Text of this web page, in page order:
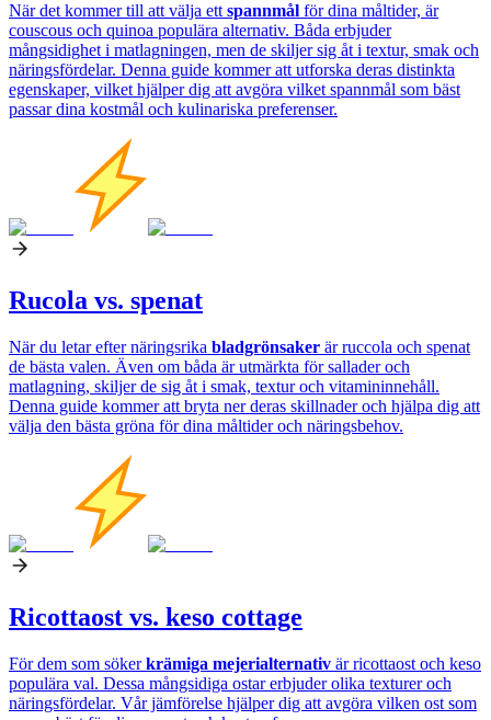
När det kommer till att välja ett spannmål för dina måltider, är
couscous och quinoa populära alternativ. Båda erbjuder
mångsidighet i matlagningen, men de skiljer sig åt i textur, smak och
näringsfördelar. Denna guide kommer att utforska deras distinkta
egenskaper, vilket hjälper dig att avgöra vilket spannmål som bäst
passar dina kostmål och kulinariska preferenser.
Rucola vs. spenat
När du letar efter näringsrika bladgrönsaker är ruccola och spenat
de bästa valen. Även om båda är utmärkta för sallader och
matlagning, skiljer de sig åt i smak, textur och vitamininnehåll.
Denna guide kommer att bryta ner deras skillnader och hjälpa dig att
välja den bästa gröna för dina måltider och näringsbehov.
Ricottaost vs. keso cottage
För dem som sökerkrämiga mejerialternativ är ricottaost och keso
populära val. Dessa mångsidiga ostar erbjuder olika texturer och
näringsfördelar. Vår jämförelse hjälper dig att avgöra vilken ost som